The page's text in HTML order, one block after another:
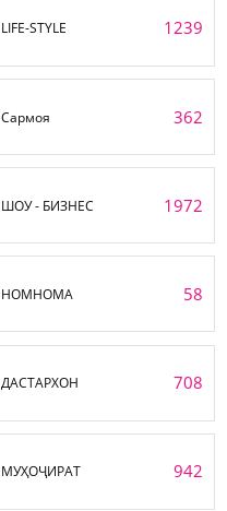
LIFE-STYLE 1239
Сармоя 362
ШОУ - БИЗНЕС 1972
НОМНОМА 58
ДАСТАРХОН 708
МУҲОҶИРАТ 942